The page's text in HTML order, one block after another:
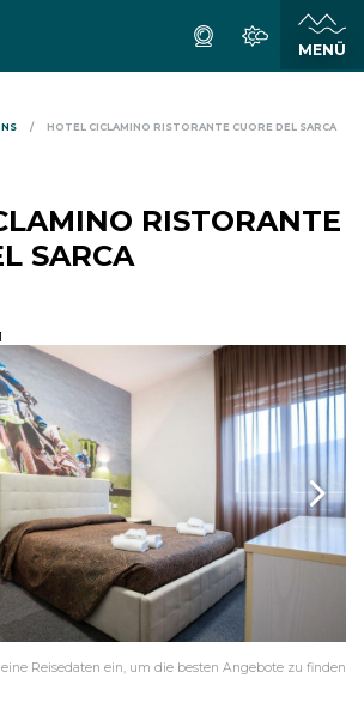
HOTEL CICLAMINO RISTORANTE CUORE DEL SARCA
RISTORANTE
SARCA
Reisedaten ein, um die besten Angebote zu finden